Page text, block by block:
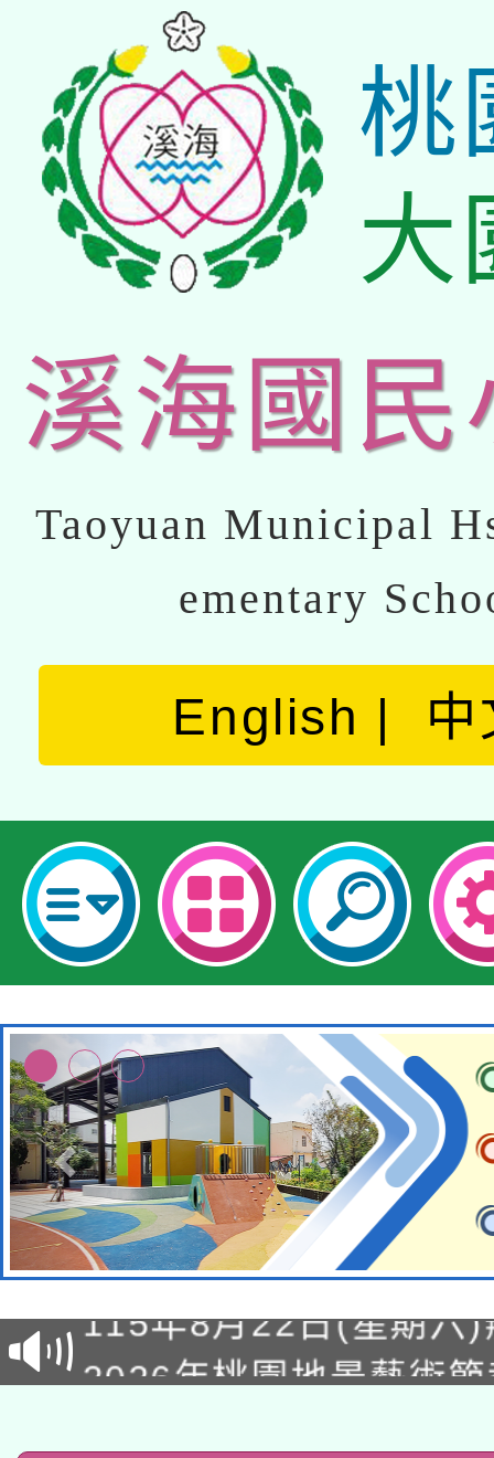
桃
大
溪海國民
Taoyuan Municipal
ementary
English 中
轉知經濟部水利署委託
業技術研究院辦理「
用水績優單位及節水達
桃園市孔廟祈福系列
2026年桃園地景藝術